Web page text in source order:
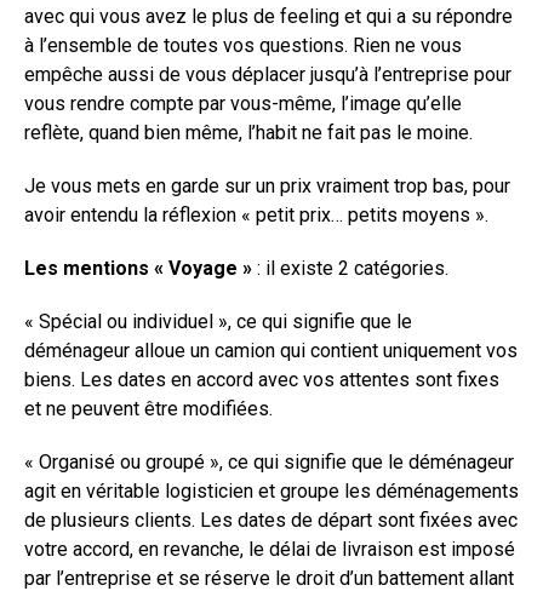
avec qui vous avez le plus de feeling et qui a su répondre
à l’ensemble de toutes vos questions. Rien ne vous
empêche aussi de vous déplacer jusqu’à l’entreprise pour
vous rendre compte par vous-même, l’image qu’elle
reflète, quand bien même, l’habit ne fait pas le moine.
Je vous mets en garde sur un prix vraiment trop bas, pour
avoir entendu la réflexion « petit prix… petits moyens ».
Les mentions « Voyage » : il existe 2 catégories.
« Spécial ou individuel », ce qui signifie que le
déménageur alloue un camion qui contient uniquement vos
biens. Les dates en accord avec vos attentes sont fixes
et ne peuvent être modifiées.
« Organisé ou groupé », ce qui signifie que le déménageur
agit en véritable logisticien et groupe les déménagements
de plusieurs clients. Les dates de départ sont fixées avec
votre accord, en revanche, le délai de livraison est imposé
par l’entreprise et se réserve le droit d’un battement allant